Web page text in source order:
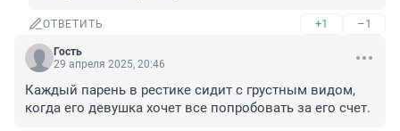
ОТВЕТИТЬ +1 –1
Гость
29 апреля 2025, 20:46
Каждый парень в рестике сидит с грустным видом,
когда его девушка хочет все попробовать за его счет.